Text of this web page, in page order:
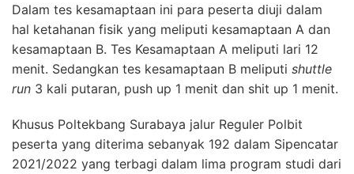
Dalam tes kesamaptaan ini para peserta diuji dalam
hal ketahanan fisik yang meliputi kesamaptaan A dan
kesamaptaan B. Tes Kesamaptaan A meliputi lari 12
menit. Sedangkan tes kesamaptaan B meliputi shuttle
run 3 kali putaran, push up 1 menit dan shit up 1 menit.
Khusus Poltekbang Surabaya jalur Reguler Polbit
peserta yang diterima sebanyak 192 dalam Sipencatar
2021/2022 yang terbagi dalam lima program studi dari